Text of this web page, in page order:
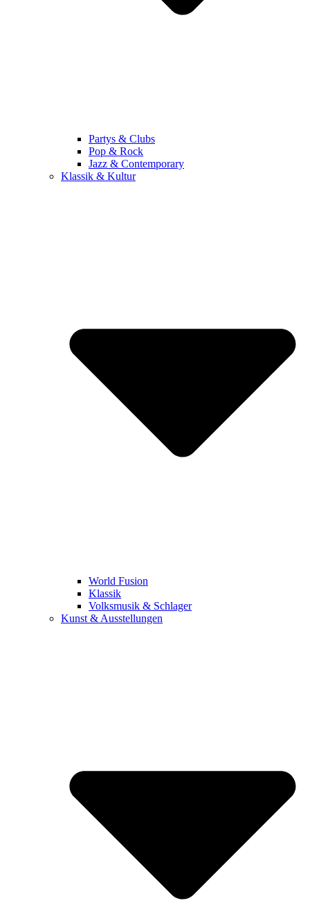
Partys & Clubs
Pop & Rock
Jazz & Contemporary
Klassik & Kultur
World Fusion
Klassik
Volksmusik & Schlager
Kunst & Ausstellungen